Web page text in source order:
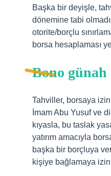
Başka bir deyişle,
dönemine tabi
otorite/borçlu
borsa hesaplaması
Bono günah
Tahviller, borsaya
İmam Abu Yusuf ve
kıyasla, bu taslak
yatırım amacıyla
başka bir borçluya
kişiye bağlamaya